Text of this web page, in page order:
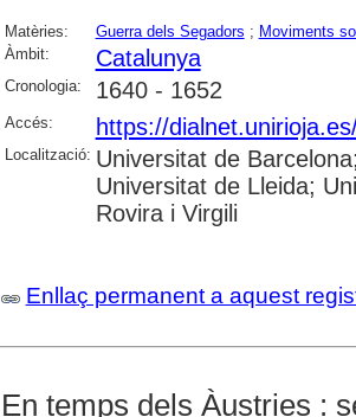
Matèries: Guerra dels Segadors ; Moviments
Àmbit:
Catalunya
Cronologia: 1640 - 1652
Accés: https://
Localització: Universitat de
Universitat de Lleida;
Rovira i Virgili
Enllaç permanent a aquest
En temps dels Àustries :